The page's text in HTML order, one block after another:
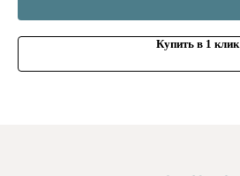
Купить в 1 клик